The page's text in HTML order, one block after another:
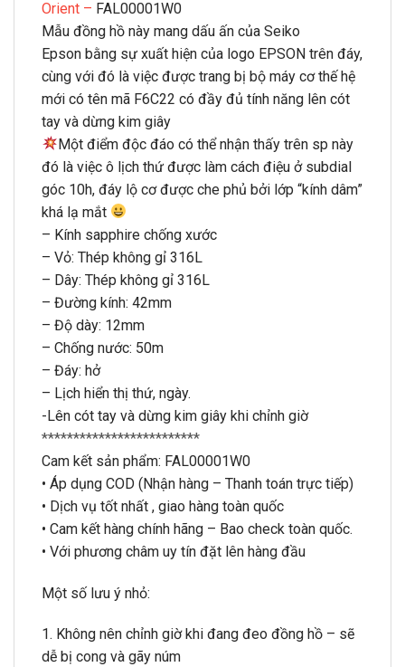
Orient – FAL00001W0
Mẫu đồng hồ này mang dấu ấn của Seiko
Epson bằng sự xuất hiện của logo EPSON trên đáy,
cùng với đó là việc được trang bị bộ máy cơ thế hệ
mới có tên mã F6C22 có đầy đủ tính năng lên cót
tay và dừng kim giây
Một điểm độc đáo có thể nhận thấy trên sp này
đó là việc ô lịch thứ được làm cách điệu ở subdial
góc 10h, đáy lộ cơ được che phủ bởi lớp “kính dâm”
khá lạ mắt
– Kính sapphire chống xước
– Vỏ: Thép không gỉ 316L
– Dây: Thép không gỉ 316L
– Đường kính: 42mm
– Độ dày: 12mm
– Chống nước: 50m
– Đáy: hở
– Lịch hiển thị thứ, ngày.
-Lên cót tay và dừng kim giây khi chỉnh giờ
*************************
Cam kết sản phẩm: FAL00001W0
• Áp dụng COD (Nhận hàng – Thanh toán trực tiếp)
• Dịch vụ tốt nhất , giao hàng toàn quốc
• Cam kết hàng chính hãng – Bao check toàn quốc.
• Với phương châm uy tín đặt lên hàng đầu
Một số lưu ý nhỏ:
1. Không nên chỉnh giờ khi đang đeo đồng hồ – sẽ
dễ bị cong và gãy núm